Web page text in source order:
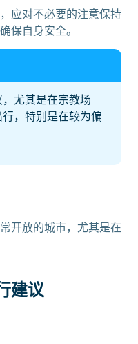
应对不必要的注意保持
保自身安全。
尤其是在宗教场
，特别是在较为偏
开放的城市，尤其是在
建议